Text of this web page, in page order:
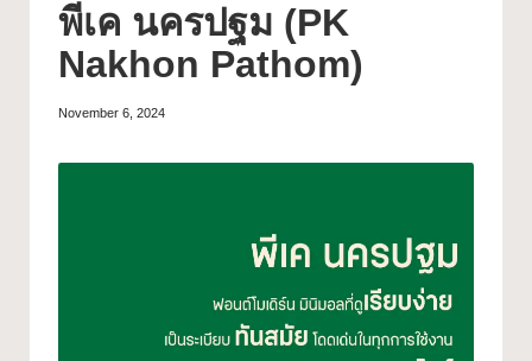
พีเค นครปฐม (PK
Nakhon Pathom)
November 6, 2024